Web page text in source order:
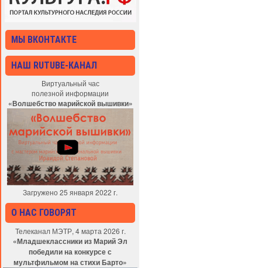
МЫ ВКОНТАКТЕ
НАШ RUTUBE-КАНАЛ
Виртуальный час
полезной информации
«Волшебство марийской вышивки»
Загружено 25 января 2022 г.
О НАС ГОВОРЯТ
Телеканал МЭТР, 4 марта 2026 г.
«Младшеклассники из Марий Эл
победили на конкурсе с
мультфильмом на стихи Барто»